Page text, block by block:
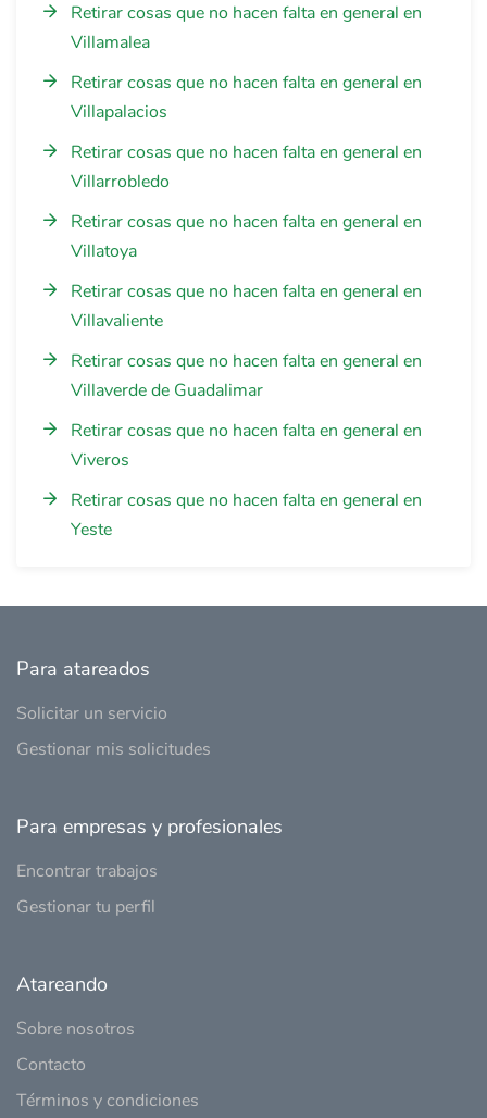
Retirar cosas que no hacen falta en general en
Villamalea
Retirar cosas que no hacen falta en general en
Villapalacios
Retirar cosas que no hacen falta en general en
Villarrobledo
Retirar cosas que no hacen falta en general en
Villatoya
Retirar cosas que no hacen falta en general en
Villavaliente
Retirar cosas que no hacen falta en general en
Villaverde de Guadalimar
Retirar cosas que no hacen falta en general en
Viveros
Retirar cosas que no hacen falta en general en
Yeste
Para atareados
Solicitar un servicio
Gestionar mis solicitudes
Para empresas y profesionales
Encontrar trabajos
Gestionar tu perfil
Atareando
Sobre nosotros
Contacto
Términos y condiciones